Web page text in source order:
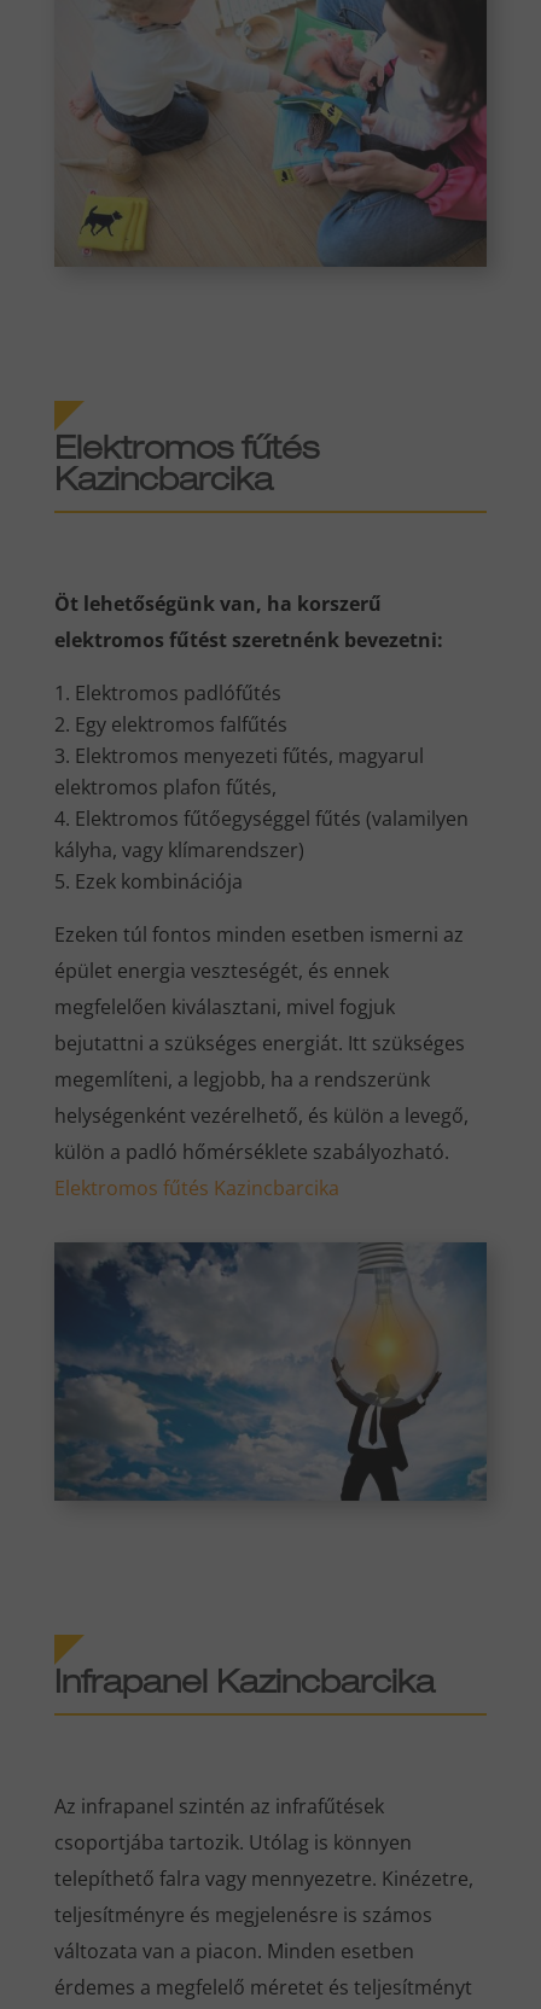
Elektromos fűtés
Kazincbarcika
Öt lehetőségünk van, ha korszerű
elektromos fűtést szeretnénk bevezetni:
Elektromos padlófűtés
Egy elektromos falfűtés
Elektromos menyezeti fűtés, magyarul
elektromos plafon fűtés,
Elektromos fűtőegységgel fűtés (valamilyen
kályha, vagy klímarendszer)
Ezek kombinációja
Ezeken túl fontos minden esetben ismerni az
épület energia veszteségét, és ennek
megfelelően kiválasztani, mivel fogjuk
bejutattni a szükséges energiát. Itt szükséges
megemlíteni, a legjobb, ha a rendszerünk
helységenként vezérelhető, és külön a levegő,
külön a padló hőmérséklete szabályozható.
Elektromos fűtés Kazincbarcika
Infrapanel Kazincbarcika
Az infrapanel szintén az infrafűtések
csoportjába tartozik. Utólag is könnyen
telepíthető falra vagy mennyezetre. Kinézetre,
teljesítményre és megjelenésre is számos
változata van a piacon. Minden esetben
érdemes a megfelelő méretet és teljesítményt